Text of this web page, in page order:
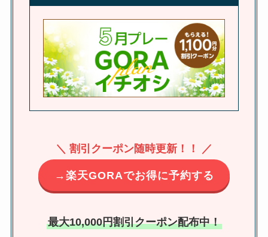
＼ 割引クーポン随時更新！！ ／
→楽天GORAでお得に予約する
最大10,000円割引クーポン配布中！